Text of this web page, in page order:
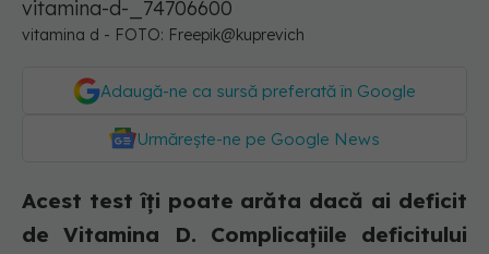
vitamina d - FOTO: Freepik@kuprevich
Adaugă-ne ca sursă preferată în Google
Urmărește-ne pe Google News
Acest test îți poate arăta dacă ai deficit
de Vitamina D. Complicațiile deficitului